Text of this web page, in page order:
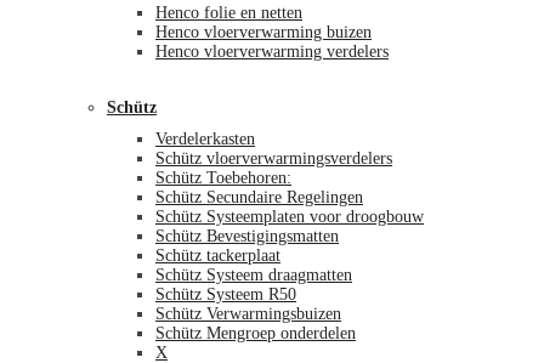
Henco folie en netten
Henco vloerverwarming buizen
Henco vloerverwarming verdelers
Schütz
Verdelerkasten
Schütz vloerverwarmingsverdelers
Schütz Toebehoren:
Schütz Secundaire Regelingen
Schütz Systeemplaten voor droogbouw
Schütz Bevestigingsmatten
Schütz tackerplaat
Schütz Systeem draagmatten
Schütz Systeem R50
Schütz Verwarmingsbuizen
Schütz Mengroep onderdelen
X